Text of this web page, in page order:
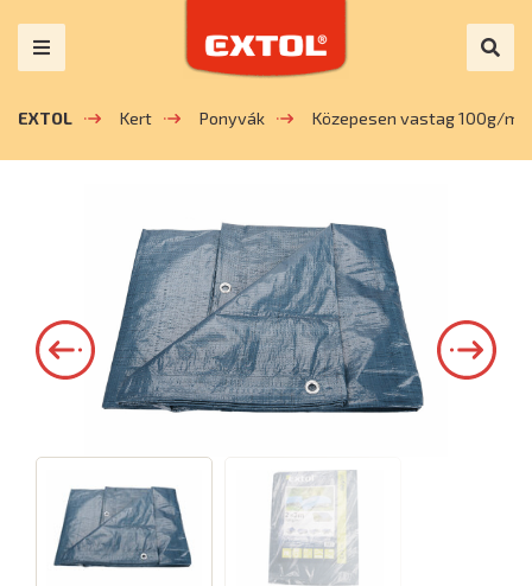
EXTOL Kert Ponyvák Közepesen vastag 100g/m2